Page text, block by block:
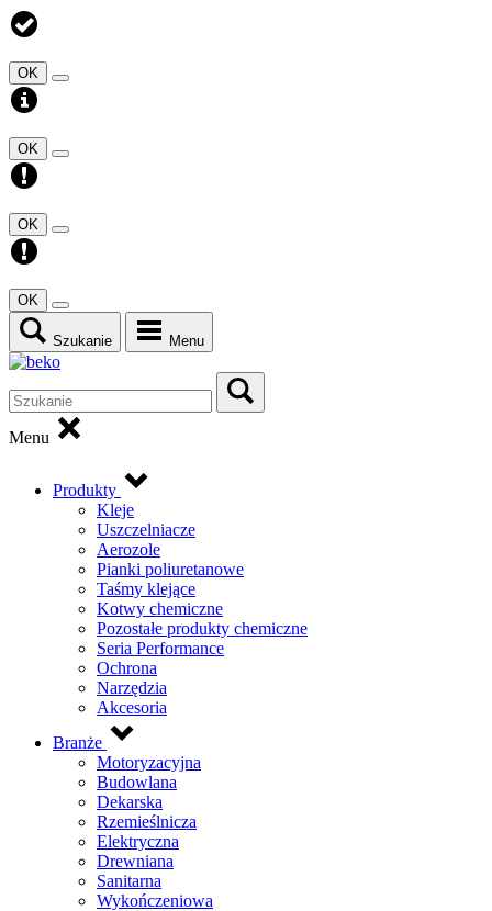
OK
OK
OK
OK
Szukanie Menu
Menu
Produkty
Kleje
Uszczelniacze
Aerozole
Pianki poliuretanowe
Taśmy klejące
Kotwy chemiczne
Pozostałe produkty chemiczne
Seria Performance
Ochrona
Narzędzia
Akcesoria
Branże
Motoryzacyjna
Budowlana
Dekarska
Rzemieślnicza
Elektryczna
Drewniana
Sanitarna
Wykończeniowa